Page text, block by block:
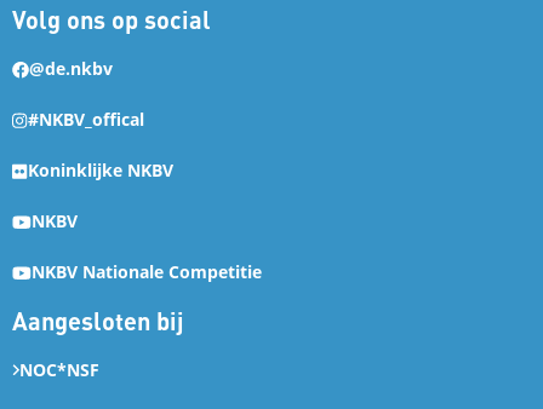
Volg ons op social
@de.nkbv
#NKBV_offical
Koninklijke NKBV
NKBV
NKBV Nationale Competitie
Aangesloten bij
NOC*NSF